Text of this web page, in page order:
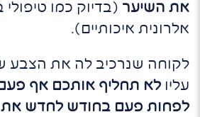
את השיער (בדיוק כמו
אלרונית איכותיים).
לקוחה שנרכיב לה את הצבע
עליו לא תחליף אותכם אף
לפחות פעם בחודש לחדש